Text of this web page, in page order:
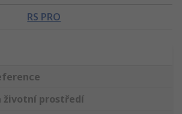
RS PRO
životní prostředí